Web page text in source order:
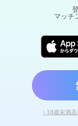
マッチ
› 18歳未満